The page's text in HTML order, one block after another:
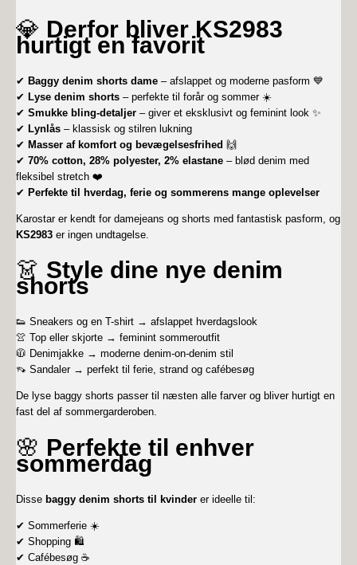
💎 Derfor bliver KS2983
hurtigt en favorit
✔ Baggy denim shorts dame – afslappet og moderne pasform 💙
✔ Lyse denim shorts – perfekte til forår og sommer ☀️
✔ Smukke bling-detaljer – giver et eksklusivt og feminint look ✨
✔ Lynlås – klassisk og stilren lukning
✔ Masser af komfort og bevægelsesfrihed 🙌
✔ 70% cotton, 28% polyester, 2% elastane – blød denim med
fleksibel stretch ❤️
✔ Perfekte til hverdag, ferie og sommerens mange oplevelser
Karostar er kendt for damejeans og shorts med fantastisk pasform, og
KS2983 er ingen undtagelse.
👗 Style dine nye denim
shorts
👟 Sneakers og en T-shirt → afslappet hverdagslook
👚 Top eller skjorte → feminint sommeroutfit
🧥 Denimjakke → moderne denim-on-denim stil
👡 Sandaler → perfekt til ferie, strand og cafébesøg
De lyse baggy shorts passer til næsten alle farver og bliver hurtigt en
fast del af sommergarderoben.
🌸 Perfekte til enhver
sommerdag
Disse baggy denim shorts til kvinder er ideelle til:
✔ Sommerferie ☀️
✔ Shopping 🛍️
✔ Cafébesøg ☕